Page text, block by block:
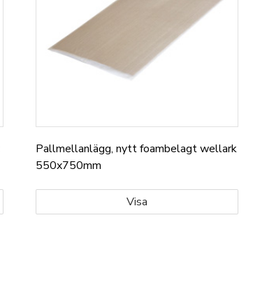
Pallmellanlägg, nytt foambelagt wellark
550x750mm
Visa